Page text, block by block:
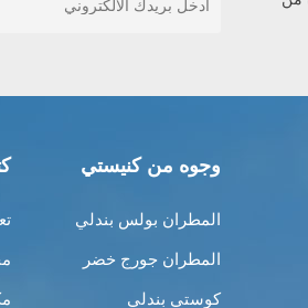
وجوه من كنيستي
المطران بولس بندلي
المطران جورج خضر
كوستي بندلي